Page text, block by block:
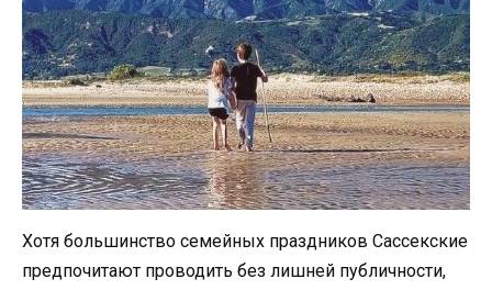
Хотя большинство семейных праздников Сассекские
предпочитают проводить без лишней публичности,